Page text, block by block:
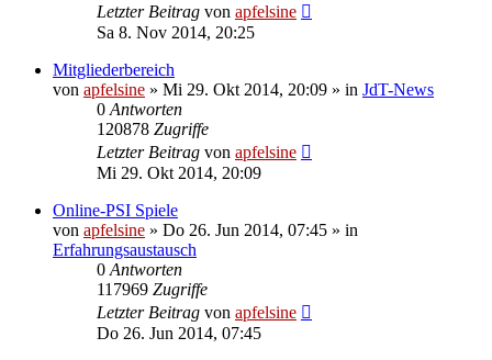
Letzter Beitrag von apfelsine
Sa 8. Nov 2014, 20:25
Mitgliederbereich
von apfelsine » Mi 29. Okt 2014, 20:09 » in JdT-News
0Antworten
120878 Zugriffe
Letzter Beitrag von apfelsine
Mi 29. Okt 2014, 20:09
Online-PSI Spiele
von apfelsine » Do 26. Jun 2014, 07:45 » in
Erfahrungsaustausch
0Antworten
117969 Zugriffe
Letzter Beitrag von apfelsine
Do 26. Jun 2014, 07:45